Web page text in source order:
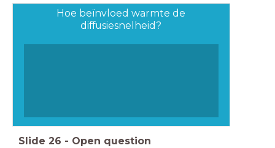
Hoe beïnvloed warmte de
diffusiesnelheid?
Slide 26 - Open question